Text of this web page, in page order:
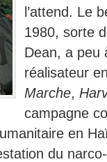
l’attend. Le
1980, sorte
Dean, a peu
réalisateur
Marche,
campagne
en
du